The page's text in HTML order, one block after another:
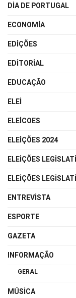
DIA DE PORTUGAL
ECONOMIA
EDIÇÕES
EDITORIAL
EDUCAÇÃO
ELEI
ELEICOES
ELEIÇÕES 2024
ELEIÇÕES
ELEIÇÕES
ENTREVISTA
ESPORTE
GAZETA
INFORMAÇÃO
GERAL
MÚSICA